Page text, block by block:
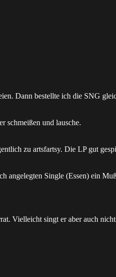
Dann bestellte ich die SNG
schmeißen und lausche.
zu artsfartsy. Die LP gut
Single (Essen) ein
Vielleicht singt er aber auch